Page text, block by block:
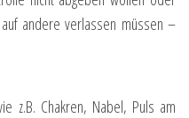
andere verlassen müssen –
z.B. Chakren, Nabel, Puls am